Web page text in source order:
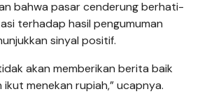
bahwa pasar cenderung berhati-
terhadap hasil pengumuman
sinyal positif.
akan memberikan berita baik
ikut menekan rupiah,” ucapnya.